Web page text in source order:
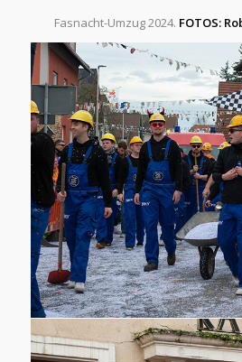
Fasnacht-Umzug 2024. FOTOS: